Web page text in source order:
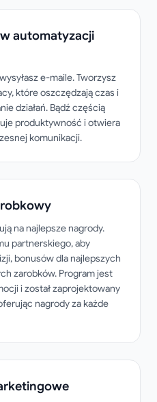
automatyzacji
e-maile. Tworzysz
które oszczędzają czas i
działań. Bądź częścią
produktywność i otwiera
komunikacji.
na najlepsze nagrody.
partnerskiego, aby
bonusów dla najlepszych
zarobków. Program jest
i został zaprojektowany
nagrody za każde